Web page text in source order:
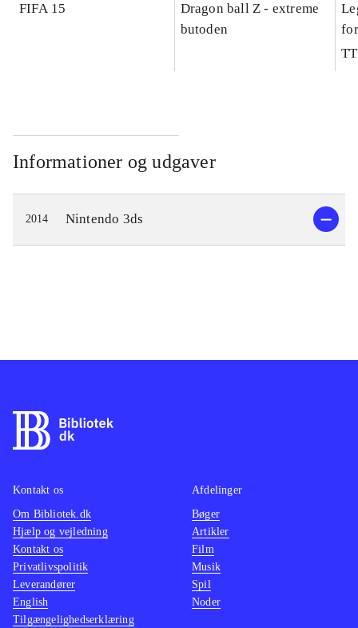
FIFA 15
Dragon ball Z - extreme
butoden
Informationer og udgaver
2014 Nintendo 3ds
Kontakt os
Om Bibliotek.dk
Hjælp og vejledning
Kontakt os
Privatlivspolitik
Leverandører
English
Tilgængelighedserklæring
Afdelinger
Bøger
Artikler
Film
Musik
Spil
Noder